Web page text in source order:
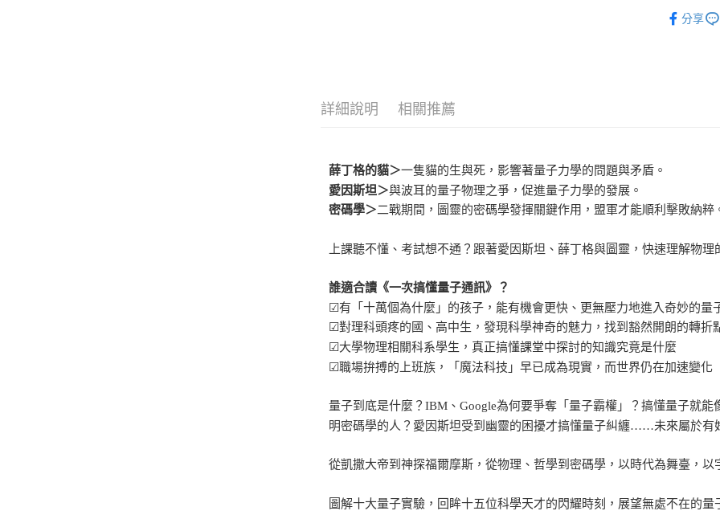
分享
詳細說明 相關推薦
薛丁格的貓＞一隻貓的生與死，影響著量子力學的問題與矛盾。
愛因斯坦＞與波耳的量子物理之爭，促進量子力學的發展。
密碼學＞二戰期間，圖靈的密碼學發揮關鍵作用，盟軍才能順利擊敗納粹
上課聽不懂、考試想不通？跟著愛因斯坦、薛丁格與圖靈，快速理解物理
誰適合讀《一次搞懂量子通訊》？
☑有「十萬個為什麼」的孩子，能有機會更快、更無壓力地進入奇妙的量
☑對理科頭疼的國、高中生，發現科學神奇的魅力，找到豁然開朗的轉折
☑大學物理相關科系學生，真正搞懂課堂中探討的知識究竟是什麼
☑職場拚搏的上班族，「魔法科技」早已成為現實，而世界仍在加速變化
量子到底是什麼？IBM、Google為何要爭奪「量子霸權」？搞懂量子就
明密碼學的人？愛因斯坦受到幽靈的困擾才搞懂量子糾纏……未來屬於有
從凱撒大帝到神探福爾摩斯，從物理、哲學到密碼學，以時代為舞臺，以
圖解十大量子實驗，回眸十五位科學天才的閃耀時刻，展望無處不在的